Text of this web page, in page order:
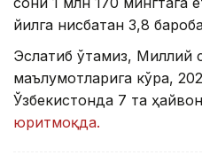
йилга нисбатан 3,8
Эслатиб ўтамиз, Миллий
маълумотларига кўра,
Ўзбекистонда 7 та
юритмоқда.